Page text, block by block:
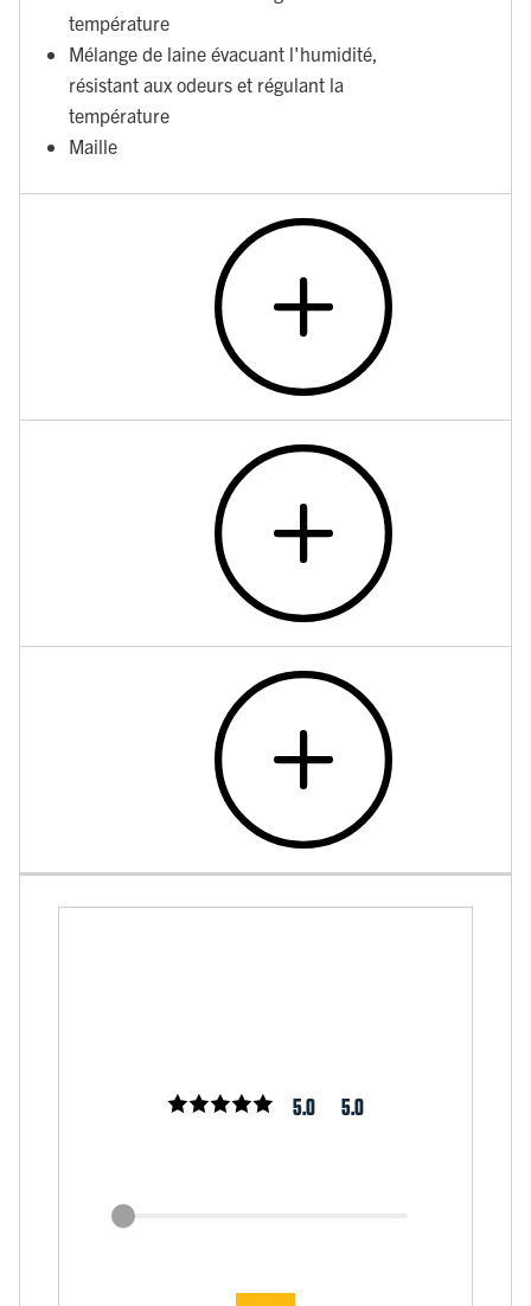
température
Mélange de laine évacuant l'humidité,
résistant aux odeurs et régulant la
température
Maille
5.0 5.0